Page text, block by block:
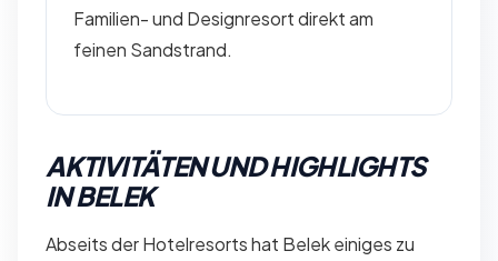
Familien- und Designresort direkt am
feinen Sandstrand.
AKTIVITÄTEN UND HIGHLIGHTS
IN BELEK
Abseits der Hotelresorts hat Belek einiges zu